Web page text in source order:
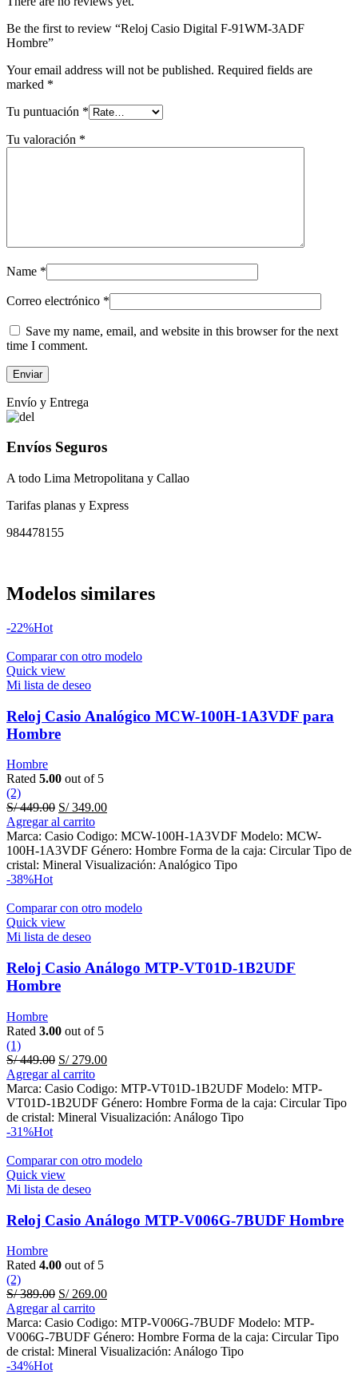
Be the first to review “Reloj Casio Digital F-91WM-3ADF
Hombre”
Your email address will not be published. Required fields are
marked *
Tu puntuación *
Tu valoración *
Name *
Correo electrónico *
Save my name, email, and website in this browser for the next
time I comment.
Envío y Entrega
Envíos Seguros
A todo Lima Metropolitana y Callao
Tarifas planas y Express
984478155
Modelos similares
-22%Hot
Comparar con otro modelo
Quick view
Mi lista de deseo
Reloj Casio Analógico MCW-100H-1A3VDF para
Hombre
Hombre
Rated 5.00 out of 5
(2)
S/449.00 Original
price
was:
S/ 449.00.
S/349.00Current
is:
S/ 349.00.
Agregar al carrito
Marca: Casio Codigo: MCW-100H-1A3VDF Modelo: MCW-
100H-1A3VDF Género: Hombre Forma de la caja: Circular Tipo de
cristal: Mineral Visualización: Analógico Tipo
-38%Hot
Comparar con otro modelo
Quick view
Mi lista de deseo
Reloj Casio Análogo MTP-VT01D-1B2UDF
Hombre
Hombre
Rated 3.00 out of 5
(1)
S/449.00 Original
price
was:
S/ 449.00.
S/279.00Current
is:
S/ 279.00.
Agregar al carrito
Marca: Casio Codigo: MTP-VT01D-1B2UDF Modelo: MTP-
VT01D-1B2UDF Género: Hombre Forma de la caja: Circular Tipo
de cristal: Mineral Visualización: Análogo Tipo
-31%Hot
Comparar con otro modelo
Quick view
Mi lista de deseo
Reloj Casio Análogo MTP-V006G-7BUDF Hombre
Hombre
Rated 4.00 out of 5
(2)
S/389.00 Original
price
was:
S/ 389.00.
S/269.00Current
is:
S/ 269.00.
Agregar al carrito
Marca: Casio Codigo: MTP-V006G-7BUDF Modelo: MTP-
V006G-7BUDF Género: Hombre Forma de la caja: Circular Tipo
de cristal: Mineral Visualización: Análogo Tipo
-34%Hot